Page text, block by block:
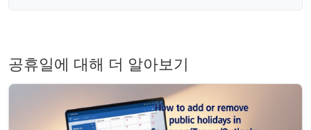
공휴일에 대해 더 알아보기